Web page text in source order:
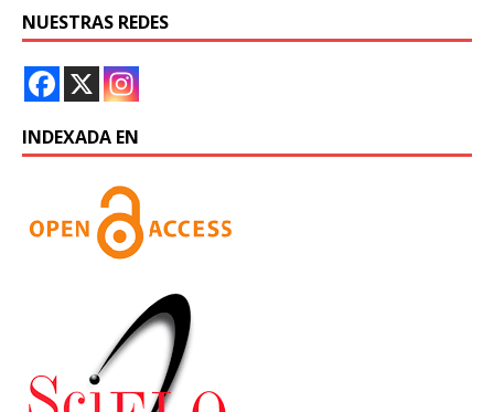
NUESTRAS REDES
INDEXADA EN